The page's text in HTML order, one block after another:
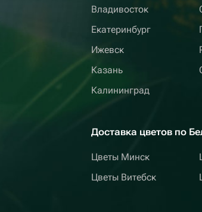
Владивосток
Екатеринбург
Ижевск
Казань
Калининград
Доставка цветов по
Цветы Минск
Цветы Витебск